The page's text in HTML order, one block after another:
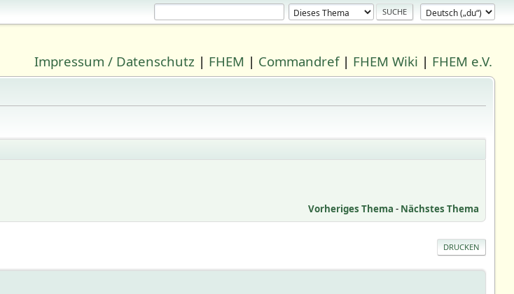
Impressum / Datenschutz | FHEM | Commandref| FHEM Wiki | FHEM e.V.
Vorheriges Thema - Nächstes Thema
DRUCKEN